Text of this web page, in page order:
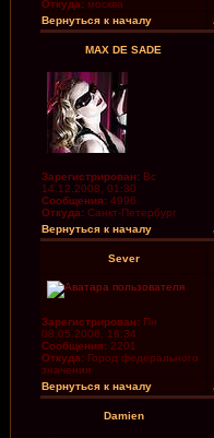
Откуда: москва
Вернуться к началу
MAX DE SADE
Зарегистрирован: Вс
14.12.2008, 01:30
Сообщения: 4996
Откуда: Санкт-Петербург
Вернуться к началу
Sever
Зарегистрирован: Пн
08.05.2006, 16:34
Сообщения: 2201
Откуда: Город федерального
значения
Вернуться к началу
Damien